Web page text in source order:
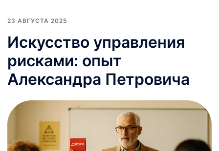
23 АВГУСТА 2025
Искусство управления
рисками: опыт
Александра Петровича